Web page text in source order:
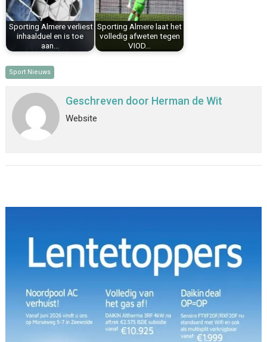
Sporting Almere verliest
inhaalduel en is toe
aan…
Sporting Almere laat het
volledig afweten tegen
VIOD…
Sport Nieuws
Geschreven door Herman de Wit
Website